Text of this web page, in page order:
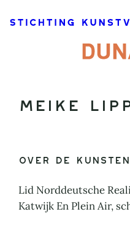
naar
Meike
Over de
Lid Norddeutsche
Katwijk En Plein Air,